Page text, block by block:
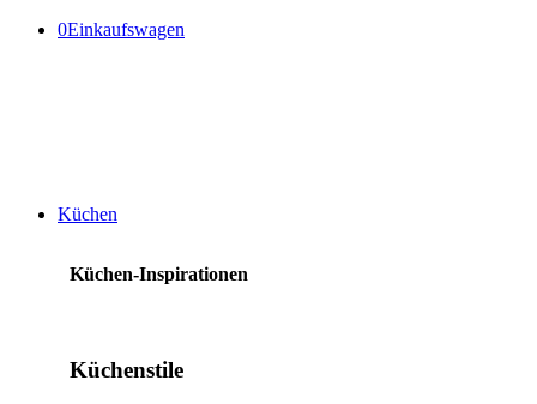
0Einkaufswagen
Küchen
Küchen-Inspirationen
Küchenstile